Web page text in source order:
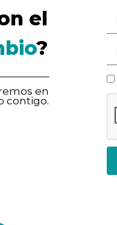
el
?
en
contigo.